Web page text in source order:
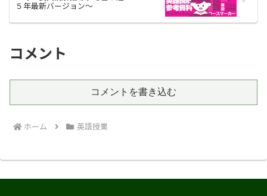
５年最新バージョン〜
コメント
コメントを書き込む
ホーム 英語授業